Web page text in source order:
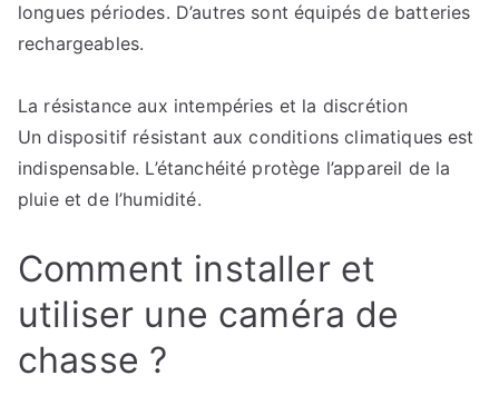
longues périodes. D’autres sont équipés de batteries
rechargeables.
La résistance aux intempéries et la discrétion
Un dispositif résistant aux conditions climatiques est
indispensable. L’étanchéité protège l’appareil de la
pluie et de l’humidité.
Comment installer et
utiliser une caméra de
chasse ?